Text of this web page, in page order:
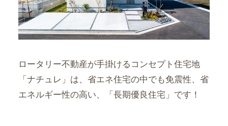
ロータリー不動産が手掛けるコンセプト住宅地
「ナチュレ」は、省エネ住宅の中でも免震性、省
エネルギー性の高い、「長期優良住宅」です！